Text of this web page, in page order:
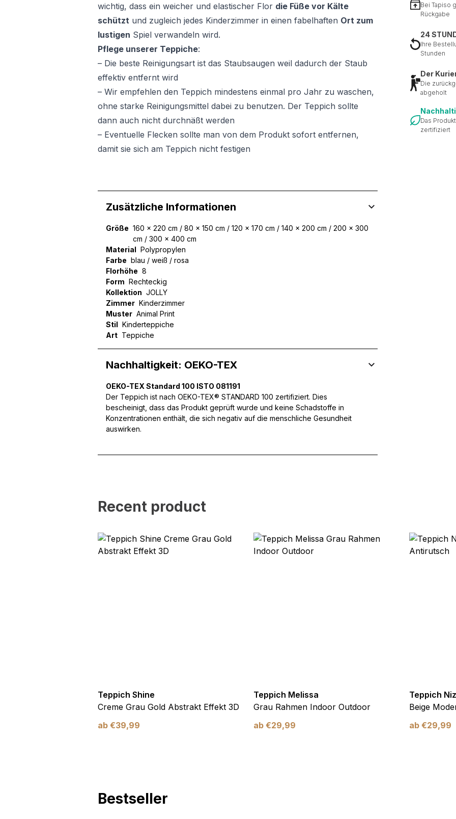
wichtig, dass ein weicher und elastischer Flor die Füße vor Kälte
schützt und zugleich jedes Kinderzimmer in einen fabelhaften Ort zum
lustigen Spiel verwandeln wird.
Pflege unserer Teppiche:
– Die beste Reinigungsart ist das Staubsaugen weil dadurch der Staub
effektiv entfernt wird
– Wir empfehlen den Teppich mindestens einmal pro Jahr zu waschen,
ohne starke Reinigungsmittel dabei zu benutzen. Der Teppich sollte
dann auch nicht durchnäßt werden
– Eventuelle Flecken sollte man von dem Produkt sofort entfernen,
damit sie sich am Teppich nicht festigen
Bei Tapiso
Rückgabe
24
Ihre
Stunden
Der
Die
abgeholt
Das
zertifiziert
Zusätzliche Informationen
Größe 160 x 220 cm / 80 x 150 cm / 120 x 170 cm / 140 x 200 cm / 200 x 300
cm / 300 x 400 cm
Material Polypropylen
Farbe blau / weiß / rosa
Florhöhe 8
Form Rechteckig
Kollektion JOLLY
Zimmer Kinderzimmer
Muster Animal Print
Stil Kinderteppiche
Art Teppiche
Nachhaltigkeit: OEKO-TEX
OEKO-TEX Standard 100 ISTO 081191
Der Teppich ist nach OEKO-TEX® STANDARD 100 zertifiziert. Dies
bescheinigt, dass das Produkt geprüft wurde und keine Schadstoffe in
Konzentrationen enthält, die sich negativ auf die menschliche Gesundheit
auswirken.
Recent product
Teppich Shine
Creme Grau Gold Abstrakt Effekt 3D
ab €39,99
Teppich Melissa
Grau Rahmen Indoor Outdoor
ab €29,99
Teppich
Beige
ab €29,99
Bestseller
Wir verwenden Cookies, um Inhalte und Anzeigen zu personalisieren, um Funktionen für
können und um unseren Traffic zu analysieren. Außerdem geben wir Informationen über Ihre
mit weiteren Daten zusammenführen, die Sie ihnen bereitgestellt haben oder die sie im
Dienste gesammelt haben.
Beispiel das Bereitstellen eines sicheren Log-ins oder das Anpassen Ihrer
Präferenz-Cookies ermöglichen es einer Website, Informationen zu speichern, die die Art und
Statistik
Andere nicht kategorisierte Cookies sind solche, die analysiert werden und noch keiner
Meine Einstellungen speichern